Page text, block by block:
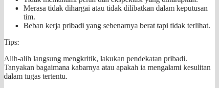
Merasa tidak dihargai atau tidak dilibatkan dalam keputusan
tim.
Beban kerja pribadi yang sebenarnya berat tapi tidak terlihat.
Tips:
Alih-alih langsung mengkritik, lakukan pendekatan pribadi.
Tanyakan bagaimana kabarnya atau apakah ia mengalami kesulitan
dalam tugas tertentu.